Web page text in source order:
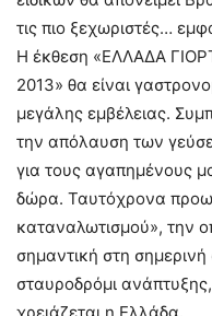
τις πιο ξεχωριστές…
Η έκθεση «ΕΛΛΑΔΑ
2013» θα είναι
μεγάλης εμβέλειας.
την απόλαυση των
για τους αγαπημένους
δώρα. Ταυτόχρονα
καταναλωτισμού», την
σημαντική στη σημερινή
σταυροδρόμι